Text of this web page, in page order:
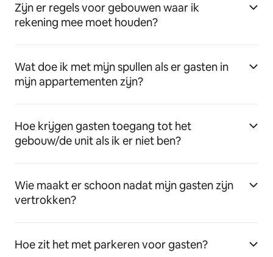
Zijn er regels voor gebouwen waar ik
rekening mee moet houden?
Wat doe ik met mijn spullen als er gasten in
mijn appartementen zijn?
Hoe krijgen gasten toegang tot het
gebouw/de unit als ik er niet ben?
Wie maakt er schoon nadat mijn gasten zijn
vertrokken?
Hoe zit het met parkeren voor gasten?